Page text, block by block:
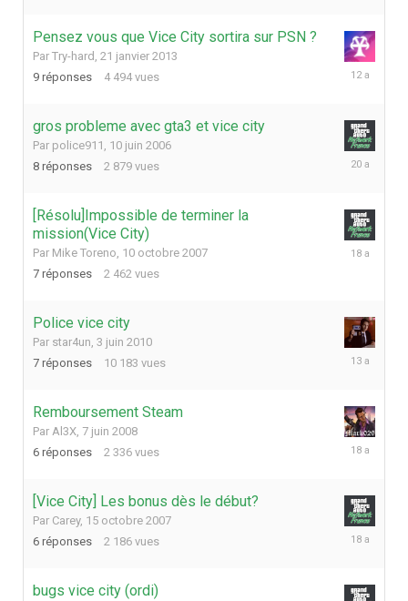
Pensez vous que Vice City sortira sur PSN ?
Par Try-hard , 21 janvier 2013
9 réponses 4 494 vues
19
gros probleme avec gta3 et vice city
Par police911 , 10 juin 2006
8 réponses 2 879 vues
23
[Résolu]Impossible de terminer la
mission(Vice City)
Par Mike Toreno, 10 octobre 2007
7 réponses 2 462 vues
14
Police vice city
Par star4un, 3 juin 2010
7 réponses 10 183 vues
Remboursement Steam
Par Al3X, 7 juin 2008
6 réponses 2 336 vues
[Vice City] Les bonus dès le début?
Par Carey, 15 octobre 2007
6 réponses 2 186 vues
15
bugs vice city (ordi)